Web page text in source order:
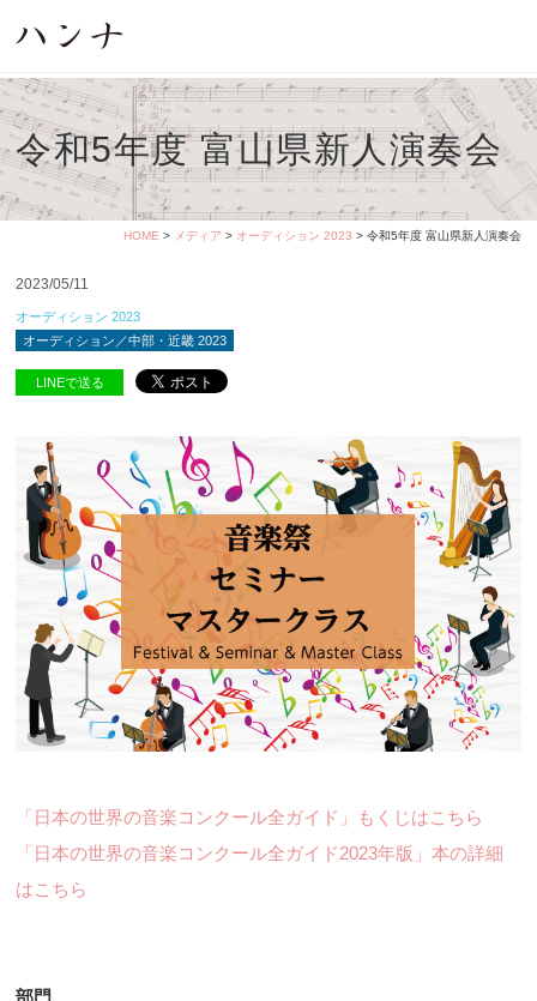
令和5年度 富山県新人演奏会
HOME > メディア > オーディション 2023 > 令和5年度 富山県新人演奏会
2023/05/11
オーディション 2023
オーディション／中部・近畿 2023
LINEで送る
「日本の世界の音楽コンクール全ガイド」もくじはこちら
「日本の世界の音楽コンクール全ガイド2023年版」本の詳細
はこちら